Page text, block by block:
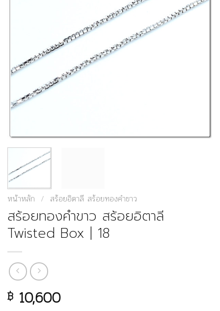
หน้าหลัก / สร้อยอิตาลี สร้อยทองคำขาว
สร้อยทองคำขาว สร้อยอิตาลี
Twisted Box | 18
฿ 10,600